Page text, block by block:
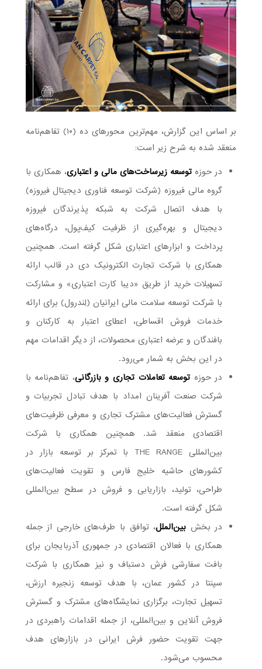
بر اساس این گزارش، مهم‌ترین محورهای ده (۱۰) تفاهم‌نامه
منعقد شده به شرح زیر است:
در حوزه توسعه زیرساخت‌های مالی و اعتباری، همکاری با
گروه مالی فیروزه (شرکت توسعه فناوری دیجیتال فیروزه)
با هدف اتصال شرکت به شبکه پذیرندگان فیروزه
دیجیتال و بهره‌گیری از ظرفیت کیف‌پول، درگاه‌های
پرداخت و ابزارهای اعتباری شکل گرفته است. همچنین
همکاری با شرکت تجارت الکترونیک دی در قالب ارائه
تسهیلات خرید از طریق «دیبا کارت اعتباری» و مشارکت
با شرکت توسعه سلامت مالی ایرانیان (لِندرول) برای ارائه
خدمات فروش اقساطی، اعطای اعتبار به کارکنان و
بافندگان و عرضه اعتباری محصولات، از دیگر اقدامات مهم
در این بخش به شمار می‌رود.
در حوزه توسعه تعاملات تجاری و بازرگانی، تفاهم‌نامه با
شرکت صنعت آفرینان امداد با هدف تبادل تجربیات و
گسترش فعالیت‌های مشترک تجاری و معرفی ظرفیت‌های
اقتصادی منعقد شد. همچنین همکاری با شرکت
بین‌المللی THE RANGE با تمرکز بر توسعه بازار در
کشورهای حاشیه خلیج فارس و تقویت فعالیت‌های
طراحی، تولید، بازاریابی و فروش در سطح بین‌المللی
شکل گرفته است.
در بخش بین‌الملل، توافق با طرف‌های خارجی از جمله
همکاری با فعالان اقتصادی در جمهوری آذربایجان برای
بافت سفارشی فرش دستباف و نیز همکاری با شرکت
سپنتا در کشور عمان، با هدف توسعه زنجیره ارزش،
تسهیل تجارت، برگزاری نمایشگاه‌های مشترک و گسترش
فروش آنلاین و بین‌المللی، از جمله اقدامات راهبردی در
جهت تقویت حضور فرش ایرانی در بازارهای هدف
محسوب می‌شود.